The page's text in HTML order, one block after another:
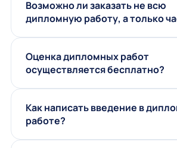
Возможно ли заказать не всю
дипломную работу, а только
Оценка дипломных работ
осуществляется бесплатно?
Как написать введение в
работе?